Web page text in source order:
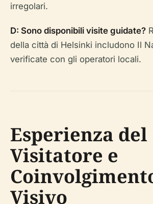
irregolari.
D: Sono disponibili visite guidate?
della città di Helsinki includono Il
verificate con gli operatori locali.
Esperienza del
Visitatore e
Visivo